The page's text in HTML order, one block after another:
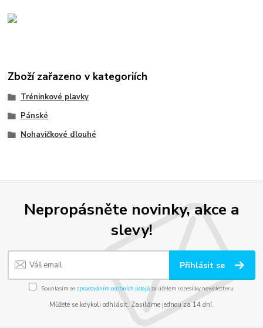
Zboží zařazeno v kategoriích
Tréninkové plavky
Pánské
Nohavičkové dlouhé
Nepropásněte novinky, akce a
slevy!
Přihlásit se
Souhlasím se zpracováním osobních údajůza účelem rozesílky newsletteru.
Můžete se kdykoli odhlásit. Zasíláme jednou za 14 dní.